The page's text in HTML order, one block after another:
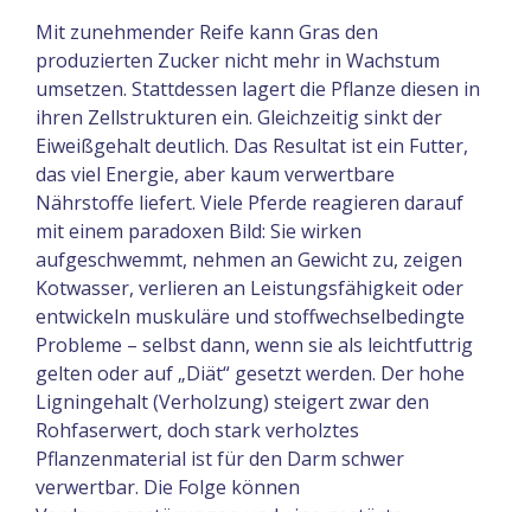
Mit zunehmender Reife kann Gras den
produzierten Zucker nicht mehr in Wachstum
umsetzen. Stattdessen lagert die Pflanze diesen in
ihren Zellstrukturen ein. Gleichzeitig sinkt der
Eiweißgehalt deutlich. Das Resultat ist ein Futter,
das viel Energie, aber kaum verwertbare
Nährstoffe liefert. Viele Pferde reagieren darauf
mit einem paradoxen Bild: Sie wirken
aufgeschwemmt, nehmen an Gewicht zu, zeigen
Kotwasser, verlieren an Leistungsfähigkeit oder
entwickeln muskuläre und stoffwechselbedingte
Probleme – selbst dann, wenn sie als leichtfuttrig
gelten oder auf „Diät“ gesetzt werden. Der hohe
Ligningehalt (Verholzung) steigert zwar den
Rohfaserwert, doch stark verholztes
Pflanzenmaterial ist für den Darm schwer
verwertbar. Die Folge können